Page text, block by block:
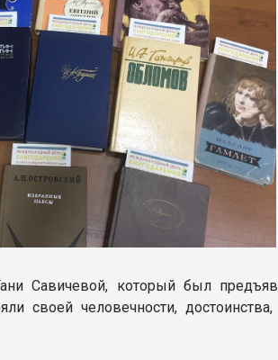
Савичевой, который был
своей человечности,